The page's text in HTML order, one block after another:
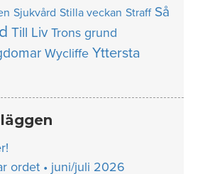
Sjukvård Stilla veckan Straff Så
Till Liv Trons grund
Wycliffe Yttersta
ordet • juni/juli 2026